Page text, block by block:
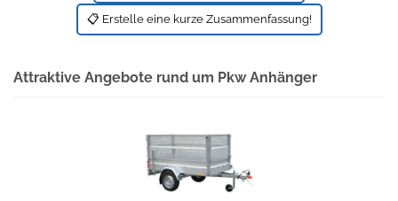
📋 Erstelle eine kurze Zusammenfassung!
Attraktive Angebote rund um Pkw Anhänger